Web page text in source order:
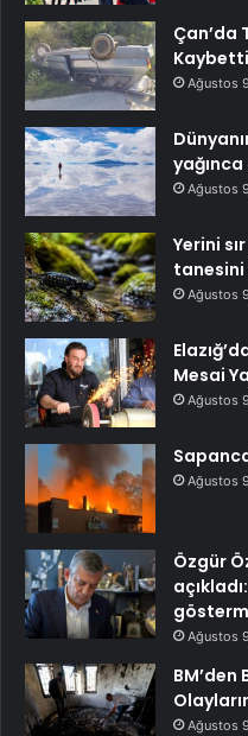
Çan’da
Kaybetti
Ağustos
Ağustos
Yerini
tanesini
Ağustos
Mesai
Ağustos
Ağustos
Özgür
Ağustos
BM’den
Ağustos